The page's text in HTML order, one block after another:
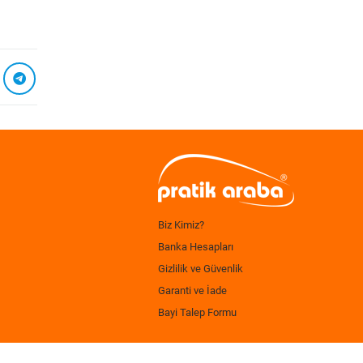
Biz Kimiz?
Banka Hesapları
Gizlilik ve Güvenlik
Garanti ve İade
Bayi Talep Formu